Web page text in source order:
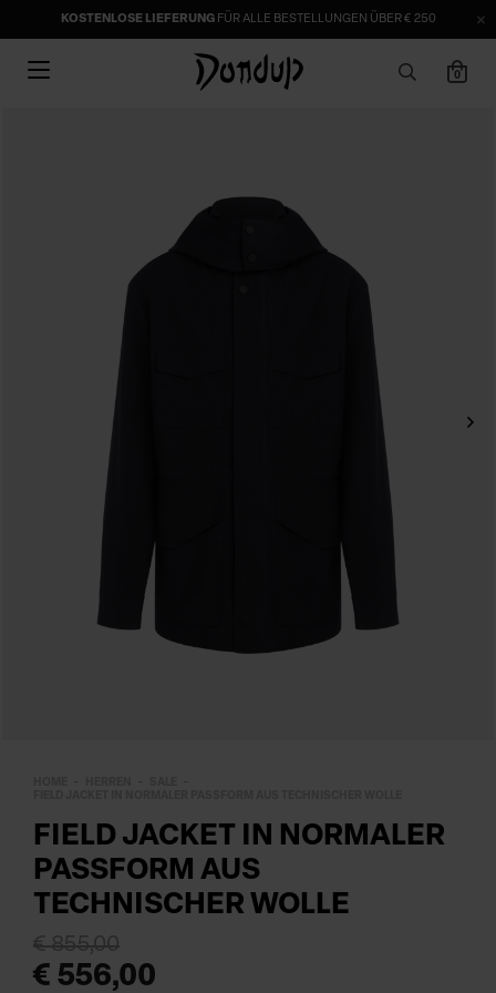
KOSTENLOSE LIEFERUNGFÜR ALLE BESTELLUNGEN ÜBER € 250
0
FIELD JACKET IN NORMALER
PASSFORM AUS
TECHNISCHER WOLLE
€ 556,00
€ 855,00